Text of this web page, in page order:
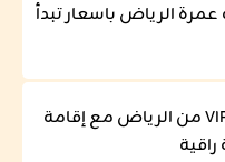
الرياض باسعار تبدأ
عمرة رمضان VIP من الرياض مع إقامة